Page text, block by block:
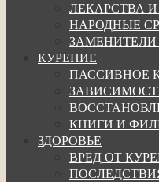
ЛЕКАРСТВА
НАРОДНЫЕ
ЗАМЕНИТЕЛИ
КУРЕНИЕ
ПАССИВНОЕ
КНИГИ И
ЗДОРОВЬЕ
ВРЕД ОТ